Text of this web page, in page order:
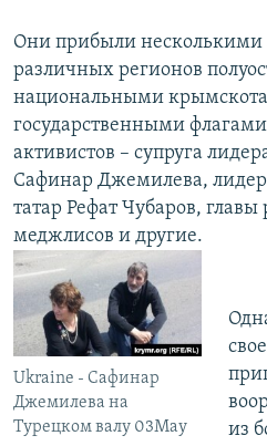
Они прибыли несколькими
различных регионов
национальными
государственными
активистов – супруга
Сафинар Джемилева,
татар Рефат Чубаров,
меджлисов и другие.
Ukraine - Сафинар
Джемилева на
Турецком валу 03May
из